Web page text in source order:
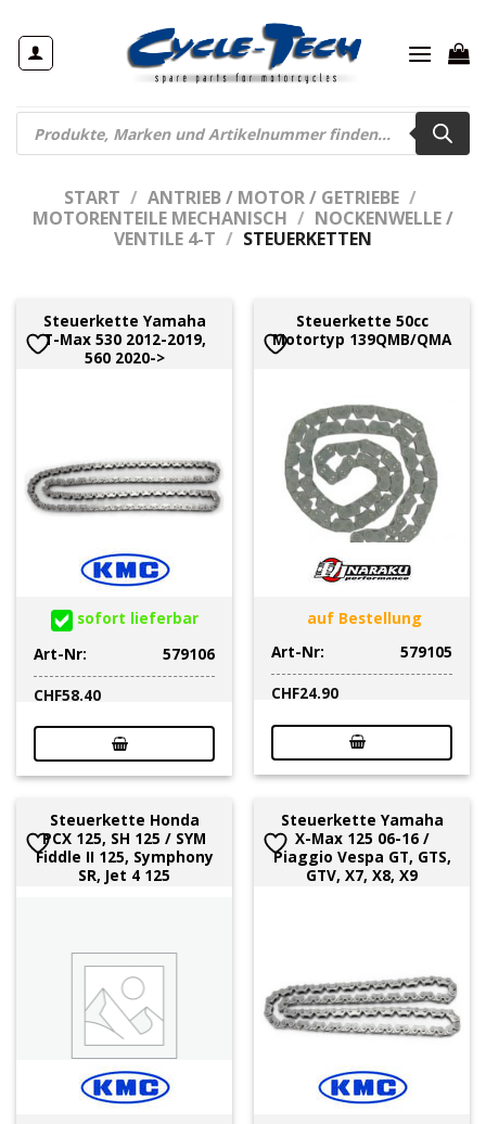
Inhalt
springen
Products
search
START / ANTRIEB / MOTOR / GETRIEBE /
MOTORENTEILE MECHANISCH / NOCKENWELLE /
VENTILE 4-T / STEUERKETTEN
Steuerkette Yamaha
T-Max 530 2012-2019,
560 2020->
sofort lieferbar
Art-Nr:
579106
CHF58.40
Steuerkette 50cc
Motortyp 139QMB/QMA
auf Bestellung
Art-Nr:
579105
CHF24.90
Steuerkette Honda
PCX 125, SH 125 / SYM
Fiddle II 125, Symphony
SR, Jet 4 125
Steuerkette Yamaha
X-Max 125 06-16 /
Piaggio Vespa GT, GTS,
GTV, X7, X8, X9